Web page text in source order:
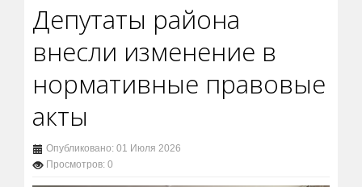
Депутаты района
внесли изменение в
нормативные правовые
акты
Опубликовано: 01 Июля 2026
Просмотров: 0